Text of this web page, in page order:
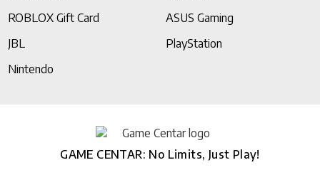
ROBLOX Gift Card
ASUS Gaming
JBL
PlayStation
Nintendo
GAME CENTAR: No Limits, Just Play!